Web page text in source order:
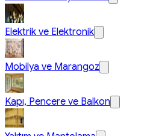
Elektrik ve Elektronik
Mobilya ve Marangoz
Kapı, Pencere ve Balkon